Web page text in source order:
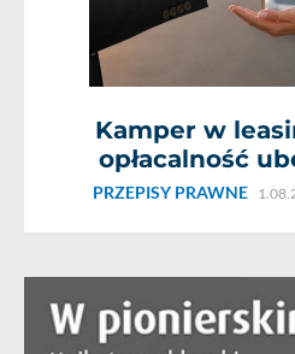
Kamper w
opłacalność
PRZEPISY PRAWNE